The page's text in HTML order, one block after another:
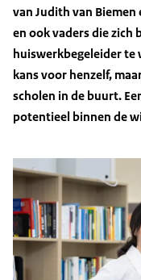
van Judith van Biemen
en ook vaders die zich
huiswerkbegeleider
kans voor henzelf,
scholen in de buurt.
potentieel binnen de